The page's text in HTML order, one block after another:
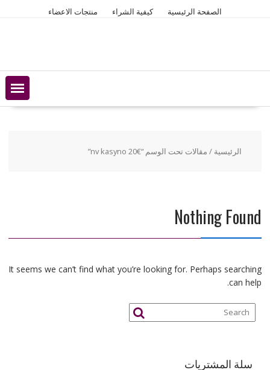
الصفحة الرئيسية كيفية الشراء منتجات الاعضاء
الرئيسية / مقالات تحت الوسم “nv kasyno 20€”
Nothing Found
It seems we can’t find what you’re looking for. Perhaps searching
can help.
سلة المشتريات